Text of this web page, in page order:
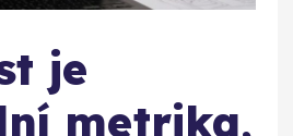
je
metrika,